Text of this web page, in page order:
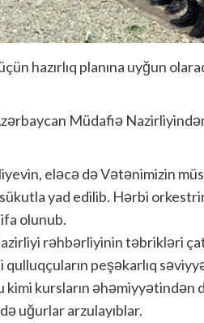
hazırlıq planına uyğun
Müdafiə
eləcə də Vətənimizin
yad edilib. Hərbi
olunub.
rəhbərliyinin təbrikləri
qulluqçuların peşəkarlıq
kimi kursların
uğurlar arzulayıblar.